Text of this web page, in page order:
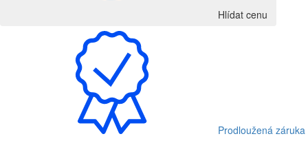
Hlídat cenu
Prodloužená záruka